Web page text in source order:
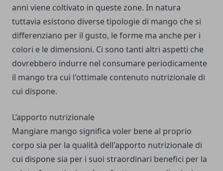
anni viene coltivato in queste zone. In natura
tuttavia esistono diverse tipologie di mango che si
differenziano per il gusto, le forme ma anche per i
colori e le dimensioni. Ci sono tanti altri aspetti che
dovrebbero indurre nel consumare periodicamente
il mango tra cui l'ottimale contenuto nutrizionale di
cui dispone.
L’apporto nutrizionale
Mangiare mango significa voler bene al proprio
corpo sia per la qualità dell'apporto nutrizionale di
cui dispone sia per i suoi straordinari benefici per la